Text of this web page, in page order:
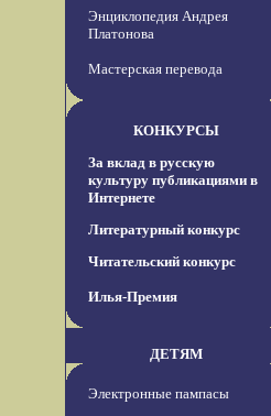
Энциклопедия Андрея
Платонова
Мастерская перевода
КОНКУРСЫ
За вклад в русскую
культуру публикациями в
Интернете
Литературный конкурс
Читательский конкурс
Илья-Премия
ДЕТЯМ
Электронные пампасы